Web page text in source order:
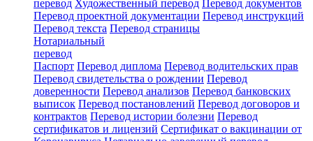
перевод Художественный перевод Перевод документов
Перевод проектной документации Перевод инструкций
Перевод текста Перевод страницы
Нотариальный
перевод
Паспорт Перевод диплома Перевод водительских прав
Перевод свидетельства о рождении Перевод
доверенности Перевод анализов Перевод банковских
выписок Перевод постановлений Перевод договоров и
контрактов Перевод истории болезни Перевод
сертификатов и лицензий Сертификат о вакцинации от